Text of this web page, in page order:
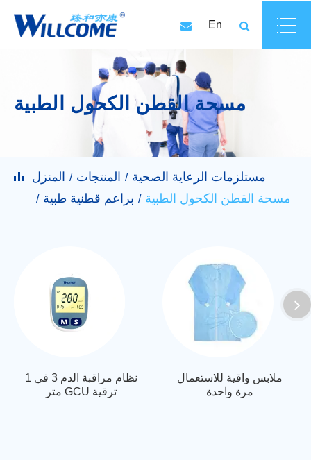
En
مسحة القطن الكحول الطبية
المنزل المنتجات
مستلزمات الرعاية الصحية
براعم قطنية طبية
مسحة القطن الكحول الطبية
نظام مراقبة الدم 3 في 1
متر GCU ترقية
ملابس واقية للاستعمال
مرة واحدة